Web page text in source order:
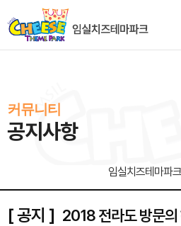
커뮤니티
공지사항
임실치즈테마파크
[ 공지 ] 2018 전라도 방문